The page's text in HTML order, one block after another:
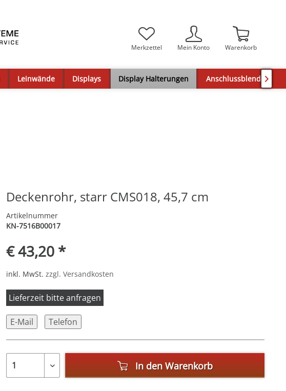
Merkzettel Mein Konto Warenkorb
Leinwände Displays Display Halterungen Anschlussblenden

Deckenrohr, starr CMS018, 45,7 cm
Artikelnummer
KN-7516B00017
€ 43,20 *
inkl. MwSt. zzgl. Versandkosten
Lieferzeit bitte anfragen
E-Mail Telefon
In den Warenkorb